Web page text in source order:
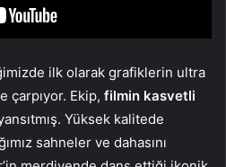
ilk olarak grafiklerin ultra
çarpıyor. Ekip, filmin kasvetli
Yüksek kalitede
sahneler ve dahasını